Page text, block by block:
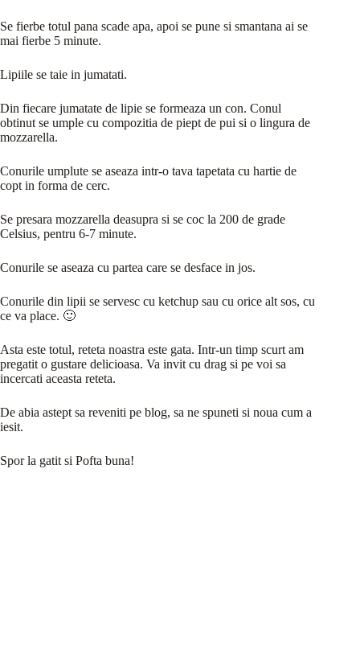
Se fierbe totul pana scade apa, apoi se pune si smantana ai se
mai fierbe 5 minute.
Lipiile se taie in jumatati.
Din fiecare jumatate de lipie se formeaza un con. Conul
obtinut se umple cu compozitia de piept de pui si o lingura de
mozzarella.
Conurile umplute se aseaza intr-o tava tapetata cu hartie de
copt in forma de cerc.
Se presara mozzarella deasupra si se coc la 200 de grade
Celsius, pentru 6-7 minute.
Conurile se aseaza cu partea care se desface in jos.
Conurile din lipii se servesc cu ketchup sau cu orice alt sos, cu
ce va place. 🙂
Asta este totul, reteta noastra este gata. Intr-un timp scurt am
pregatit o gustare delicioasa. Va invit cu drag si pe voi sa
incercati aceasta reteta.
De abia astept sa reveniti pe blog, sa ne spuneti si noua cum a
iesit.
Spor la gatit si Pofta buna!